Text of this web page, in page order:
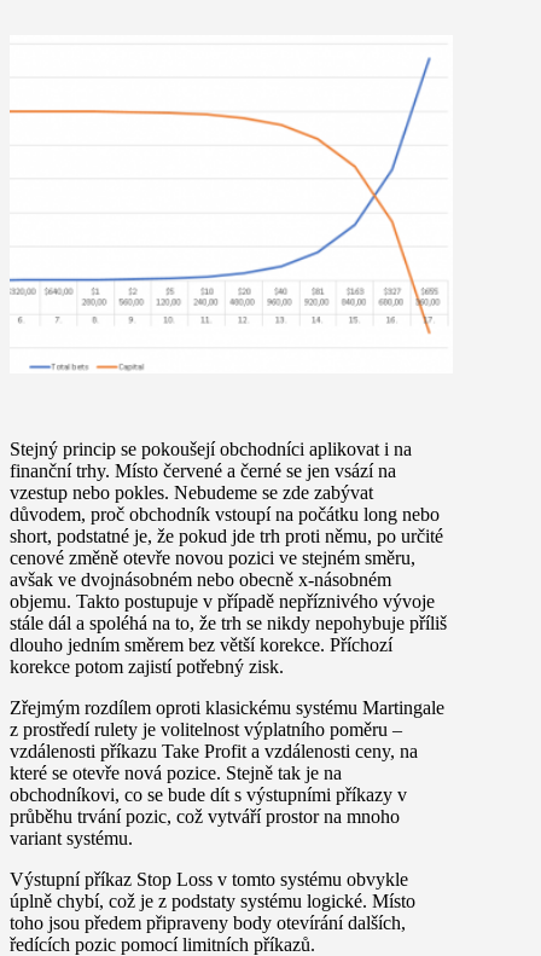
Stejný princip se pokoušejí obchodníci aplikovat i na
finanční trhy. Místo červené a černé se jen vsází na
vzestup nebo pokles. Nebudeme se zde zabývat
důvodem, proč obchodník vstoupí na počátku long nebo
short, podstatné je, že pokud jde trh proti němu, po určité
cenové změně otevře novou pozici ve stejném směru,
avšak ve dvojnásobném nebo obecně x-násobném
objemu. Takto postupuje v případě nepříznivého vývoje
stále dál a spoléhá na to, že trh se nikdy nepohybuje příliš
dlouho jedním směrem bez větší korekce. Příchozí
korekce potom zajistí potřebný zisk.
Zřejmým rozdílem oproti klasickému systému Martingale
z prostředí rulety je volitelnost výplatního poměru –
vzdálenosti příkazu Take Profit a vzdálenosti ceny, na
které se otevře nová pozice. Stejně tak je na
obchodníkovi, co se bude dít s výstupními příkazy v
průběhu trvání pozic, což vytváří prostor na mnoho
variant systému.
Výstupní příkaz Stop Loss v tomto systému obvykle
úplně chybí, což je z podstaty systému logické. Místo
toho jsou předem připraveny body otevírání dalších,
ředících pozic pomocí limitních příkazů.